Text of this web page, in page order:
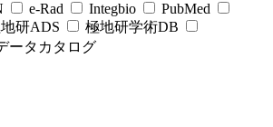
e-Rad Integbio
PubMed
研ADS
極地研学術DB
ータカタログ